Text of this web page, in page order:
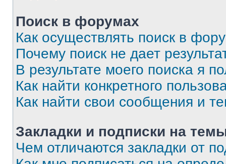
Поиск в форумах
Как осуществлять поиск в
Почему поиск не дает
В результате моего поиска я
Как найти конкретного
Как найти свои сообщения и
Закладки и подписки на
Чем отличаются закладки от